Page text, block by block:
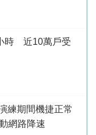
時 近10萬戶受
練期間機捷正常
網路降速